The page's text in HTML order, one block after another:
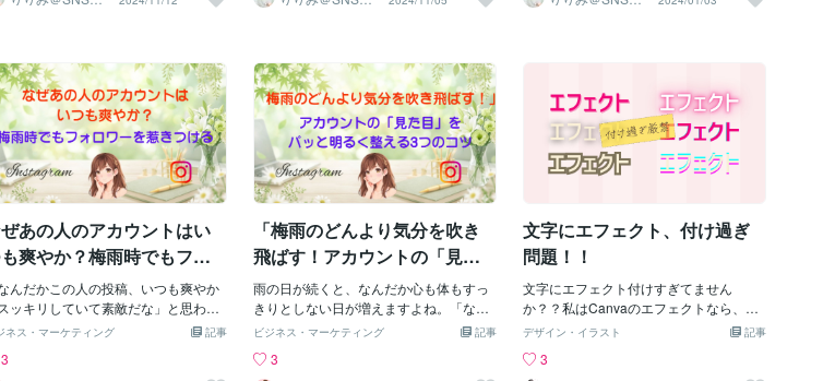
つも明確で、それをなくせば失敗は
い求めますが、実は「負ける理由」
ることの方が大事だったりします。
なら、負ける理由さえつぶせば、少
くとも落ちることはないからです。起
は、「負けパターンを研究する」こ
とても重要です。成功にばかり目を
るのではなく、失敗を避けることが
ネスを続けるカギ。その視点を持つ
で、大きく変わるはずです。これか
業を考えている人も、今進めてい
でも、デザイナーじゃないから、そんな
ンはルールを習得すると、合格点に脱す
ることができます。おしゃれなデザイン
は結構簡単にできるのです。デザイナー
になることは時間がかかることだと思い
ますが、インスタや、バナーなどはポイ
ントさえ押さえれば意外に簡単にできま
す。次回は、ノンデザイナーさん向けの
デザインのルールについてお話しします
ね！SNSデザイナー藤川 りりみ
ルを決める！これが準備の第一歩です。
に入る場所に置いておきましょう。・メ
モに書いてPCの横に貼る・Canvaの作業
画面にテキストで置いておくポイント➡︎
目につく場所に置くことで、デザインの
方向性がおかしくなった時に、すぐ気づ
前に、自分が目指すイメージに近いデザ
インを集めておきま
となります。-+-+-+-+-+-+-+-+-+-+-+-
速で届くので、自分で使用する色は
ておいたほうがいいです。➡︎Canva
ラーパレットを使うと、整うし、時
になります。"""""""""""""""""""""""""""""""◼︎
Canvaで素材を探して使用する方、
と思います。その時に悩むのが、イ
トの統一感です。同じコレクション
と、統一感は出ますが、雰囲気１つ
イラストを入れただけでも、ガラッ
象は変わってしまうのです。かと言
、同じ雰囲気のイラストにも限度が
るので、悩まれる方も多くいらっしゃ
すよね。方法は何個かありますが、
ば、そのイラストを同じデザイナー
ことで、同じようなイラストを選ん
ンスタ運用
か？➡︎あなたの投稿のファンじゃない人
いと、 拡散されません。フォロワーリ
ーチ数➗フォロワー数これは30％は欲し
い！２・保存数➗リーチ数この投稿、後
で見返したい！有益な情報！！そういう
投稿は、保存したくなりますよね？保存
数➗リーチ数これは２％以上が理想！
３・プロフィールアクセス数投稿の内容
がターゲットに合っていない場合、低く
なります。「あ！この投稿、私のこと言
ってる！」「あ！今の私に必要な商品
だ！」そんな場合、プロフ確認したくな
りますよね？プロフィールアクセス数➗
リール数ここは５％あると良い！もちろ
んプロフィールの作り方を間違えると、
築でプロフィール作りを間違うと、後で
ンスタ運用
ることが大事なんです。視認性が本当に
に、文字入れはとても気を使うところで
す。🏳️‍🌈こちらのサービスは、・運用初期
の方・世界観がズレてしまったアカウン
ト・マネタイズまで時間をかけたくな
い！そんな方におすすめです☺️
ンスタ運用
あの人のアカウントはい
爽やか？梅雨時でもフォ
ワーを惹きつける「見やす
ィード」の共通点
なんだかこの人の投稿、いつも爽やか
ッキリしていて素敵だな」と思わず
止めてしまうアカウントはありませ
は無意識のうちに「ごちゃごちゃし
記事
ネス・マーケティング
3
「梅雨のどんより気分を吹き
飛ばす！アカウントの「見た
目」をパッと明るく整える3つ
のコツ」
雨の日が続くと、なんだか心も体もすっ
きりとしない日が増えますよね。「なん
だか最近、やる気が出ないな…」「いつ
に、気持ちが乗らないな…」そう感じて
記事
ビジネス・マーケティング
3
文字にエフェクト、付け過ぎ
問題！！
文字にエフェクト付けすぎてません
か？？私はCanvaのエフェクトなら、
１・袋文字２・ふきだし（引き立てるた
使いません。たまに可愛く「ネオン」と
記事
デザイン・イラスト
3